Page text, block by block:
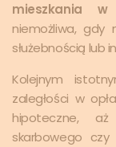
mieszkania w
niemożliwa, gdy
służebnością lub
Kolejnym
zaległości w
hipoteczne,
skarbowego